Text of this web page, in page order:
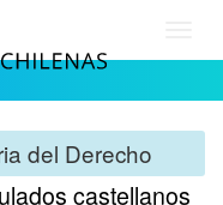
del Derecho
castellanos